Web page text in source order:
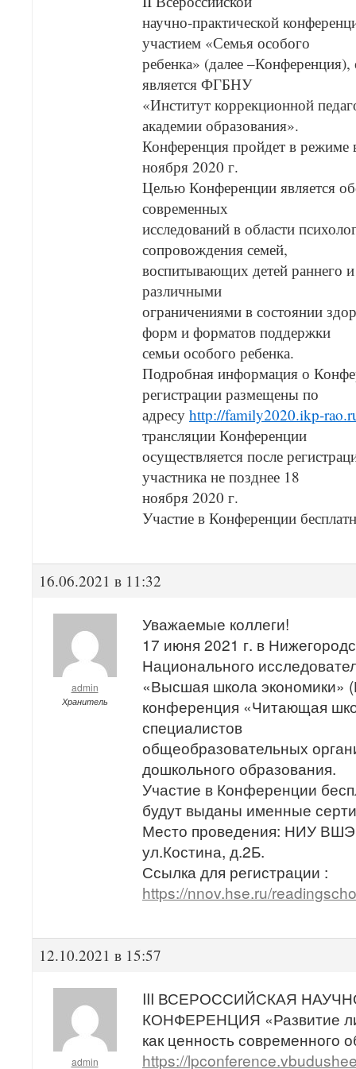
научно-практической
участием «Семья особого
ребенка» (далее
является ФГБНУ
«Институт коррекционной
академии образования».
Конференция пройдет в режиме
ноября 2020 г.
Целью Конференции является
современных
исследований в области
сопровождения семей,
воспитывающих детей раннего
различными
ограничениями в состоянии
форм и форматов поддержки
семьи особого ребенка.
Подробная информация о
регистрации размещены по
адресу http://family2020.ikp-
трансляции Конференции
осуществляется после
участника не позднее 18
ноября 2020 г.
Участие в Конференции
16.06.2021 в 11:32
admin
Хранитель
Уважаемые коллеги!
17 июня 2021 г. в
Национального
«Высшая школа
конференция «Читающая
специалистов
общеобразовательных
дошкольного образования.
Участие в Конференции
будут выданы именные
Место проведения: НИУ
ул.Костина, д.2Б.
Ссылка для регистрации :
https://nnov.hse.ru/
12.10.2021 в 15:57
admin
III ВСЕРОССИЙСКАЯ
КОНФЕРЕНЦИЯ «Развитие
как ценность современного
https://